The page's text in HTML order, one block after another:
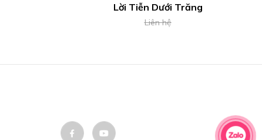
Lời Tiễn Dưới Trăng
Liên hệ